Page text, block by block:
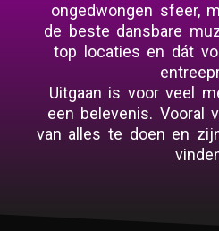
ongedwongen sfeer,
de beste dansbare
top locaties en dát
Uitgaan is voor veel
een belevenis. Vooral
van alles te doen en